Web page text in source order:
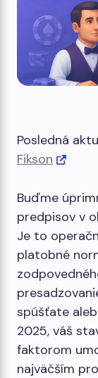
Posledná
Fikson
Buďme
predpisov v
Je to
platobné
spúšťate
2025, váš
faktorom
najväčším